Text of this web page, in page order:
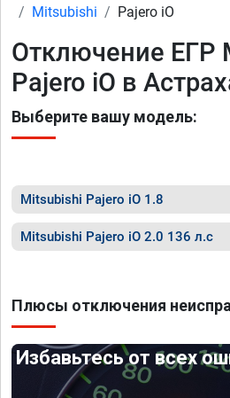
Mitsubishi
Pajero iO
Отключение ЕГР
Pajero iO в
Выберите вашу модель:
Mitsubishi Pajero iO 1.8
Mitsubishi Pajero iO 2.0 136 л.с
Плюсы отключения
Избавьтесь от всех